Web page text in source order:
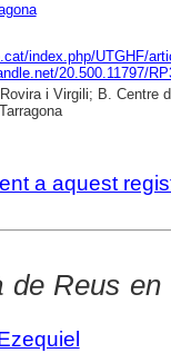
index.php/UTGHF/
20.500.11797/
i Virgili; B. Centre
a aquest
de Reus